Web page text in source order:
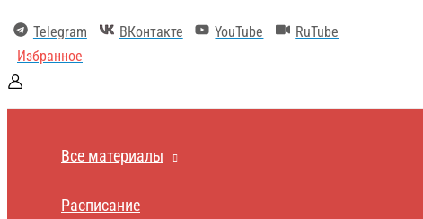
содержимому
Telegram ВКонтакте YouTube
RuTube
Избранное
Все материалы
Расписание